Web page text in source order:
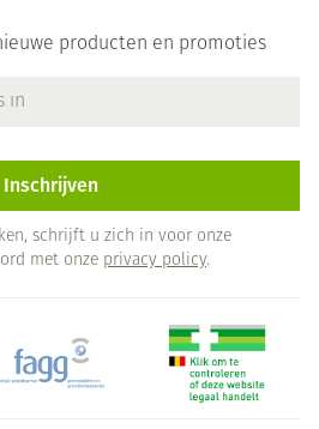
producten en promoties
Inschrijven
schrijft u zich in voor onze
met onze privacy policy.